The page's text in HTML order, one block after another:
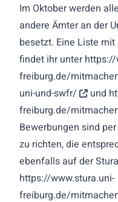
Im Oktober werden
andere Ämter an der
besetzt. Eine Liste
findet ihr unterhttps://
freiburg.de/
uni-und-swfr/
und
freiburg.de/
Bewerbungen sind
zu richten, die
ebenfalls auf der
https://www.stura.uni-
freiburg.de/